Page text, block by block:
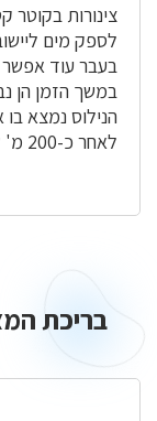
צינורות בקוטר
לספק מים
בעבר עוד אפשר
במשך הזמן הן
הנילוס נמצא
לאחר כ-200 מ' לבאר אנטיליה נוספת.
בריכתבריכת